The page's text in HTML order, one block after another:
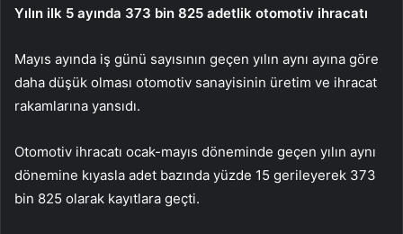
Yılın ilk 5 ayında 373 bin 825 adetlik otomotiv ihracatı
Mayıs ayında iş günü sayısının geçen yılın aynı ayına göre
daha düşük olması otomotiv sanayisinin üretim ve ihracat
rakamlarına yansıdı.
Otomotiv ihracatı ocak-mayıs döneminde geçen yılın aynı
dönemine kıyasla adet bazında yüzde 15 gerileyerek 373
bin 825 olarak kayıtlara geçti.